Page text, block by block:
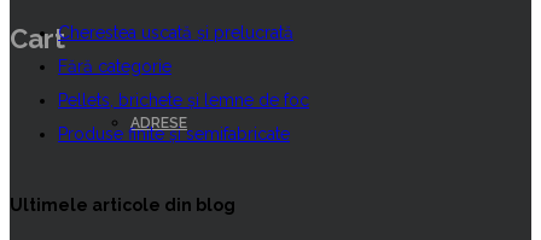
ADRESE
CartCherestea uscată şi prelucrată
Fără categorie
Pellets, brichete și lemne de foc
Produse finite şi semifabricate
Ultimele articole din blog